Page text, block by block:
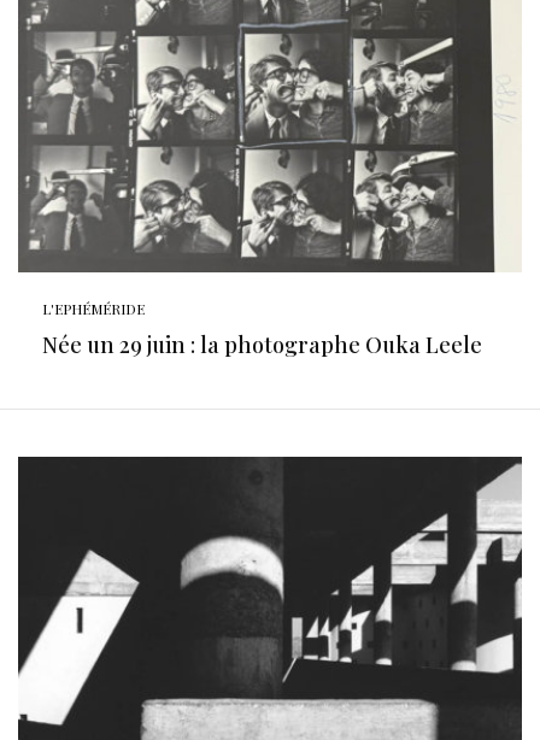
L'EPHÉMÉRIDE
Née un 29 juin : la photographe Ouka Leele